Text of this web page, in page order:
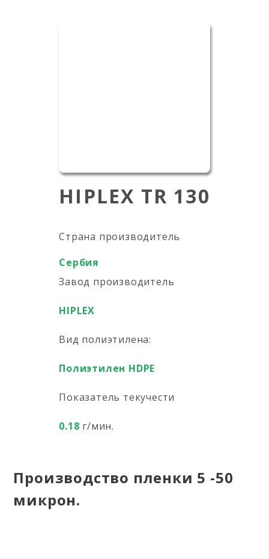
HIPLEX TR 130
Страна производитель
Сербия
Завод производитель
HIPLEX
Вид полиэтилена:
Полиэтилен HDPE
Показатель текучести
0.18 г/мин.
Производство пленки 5 -50
микрон.